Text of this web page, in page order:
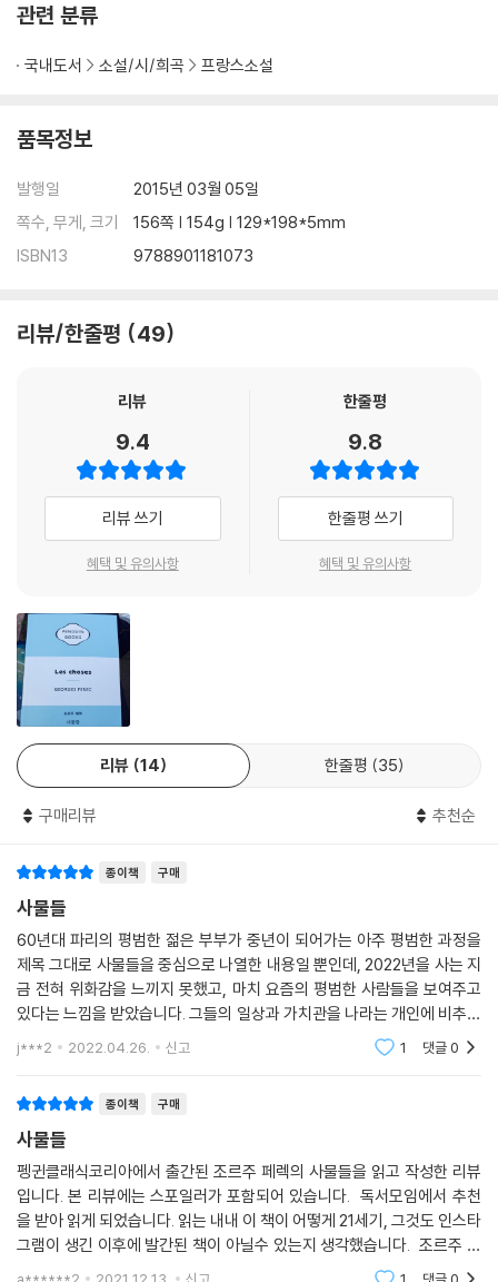
관련 분류
국내도서 소설/시/희곡 프랑스소설
품목정보
발행일
2015년 03월 05일
쪽수, 무게, 크기
156쪽 | 154g | 129*198*5mm
ISBN13
9788901181073
리뷰/한줄평 49
리뷰
9.4
리뷰 쓰기
혜택 및 유의사항
한줄평
9.8
한줄평 쓰기
혜택 및 유의사항
리뷰 14 한줄평 35
구매리뷰 추천순
종이책 구매
사물들
60년대 파리의 평범한 젊은 부부가 중년이 되어가는 아주 평범한 과정을
제목 그대로 사물들을 중심으로 나열한 내용일 뿐인데, 2022년을 사는 지
금 전혀 위화감을 느끼지 못했고, 마치 요즘의 평범한 사람들을 보여주고
있다는 느낌을 받았습니다. 그들의 일상과 가치관을 나라는 개인에 비추어
본다는 느낌보다는 그 당시 쁘띠 브루주아와 현재 중산층과 서민 사이의
계급을 비슷한 선
j***2 2022.04.26. 신고 1 댓글0
종이책 구매
사물들
펭귄클래식코리아에서 출간된 조르주 페렉의 사물들을 읽고 작성한 리뷰
입니다. 본 리뷰에는 스포일러가 포함되어 있습니다. 독서모임에서 추천
을 받아 읽게 되었습니다. 읽는 내내 이 책이 어떻게 21세기, 그것도 인스타
그램이 생긴 이후에 발간된 책이 아닐수 있는지 생각했습니다. 조르주 페
렉은 유려한 문장으로 쓸모는 없으나 아름다움 그 자체 때문에 소유하고